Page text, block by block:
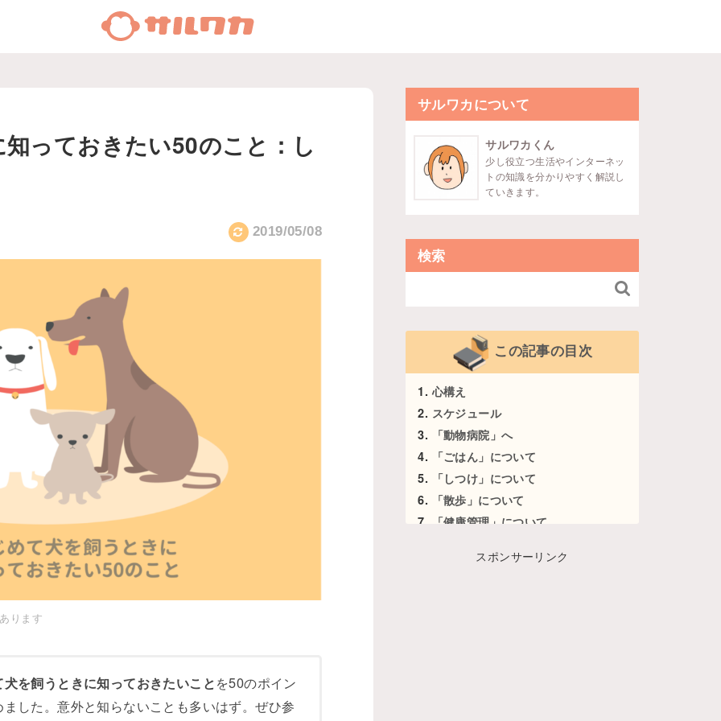
っておきたい50のこと：し
2019/05/08
ります
犬を飼うときに知っておきたいことを50のポイン
した。意外と知らないことも多いはず。ぜひ参
サルワカについて
サルワカくん
少し役立つ生活やインターネッ
トの知識を分かりやすく解説し
ていきます。
検索

この記事の目次
心構え
スケジュール
「動物病院」へ
「ごはん」について
「しつけ」について
「散歩」について
「健康管理」について
スポンサーリンク